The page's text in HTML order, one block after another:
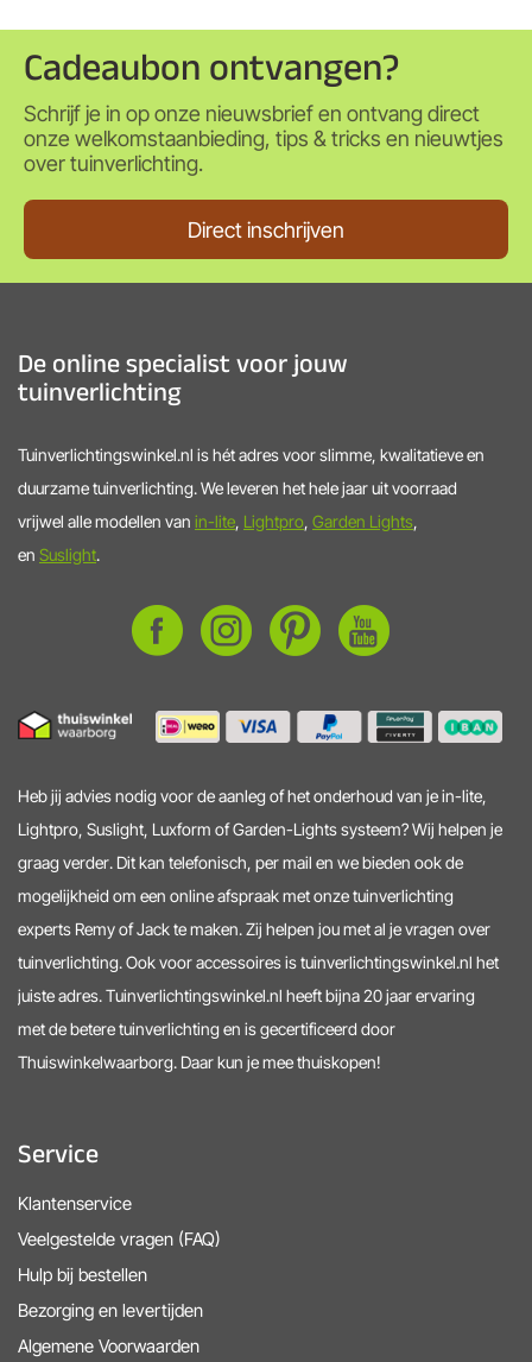
Cadeaubon ontvangen?
Schrijf je in op onze nieuwsbrief en ontvang direct
onze welkomstaanbieding, tips & tricks en nieuwtjes
over tuinverlichting.
Direct inschrijven
De online specialist voor jouw
tuinverlichting
Tuinverlichtingswinkel.nl is hét adres voor slimme, kwalitatieve en
duurzame tuinverlichting. We leveren het hele jaar uit voorraad
vrijwel alle modellen van in-lite, Lightpro, Garden Lights,
en Suslight.
Heb jij advies nodig voor de aanleg of het onderhoud van je in-lite,
Lightpro, Suslight, Luxform of Garden-Lights systeem? Wij helpen je
graag verder. Dit kan telefonisch, per mail en we bieden ook de
mogelijkheid om een online afspraak met onze tuinverlichting
experts Remy of Jack te maken. Zij helpen jou met al je vragen over
tuinverlichting. Ook voor accessoires is tuinverlichtingswinkel.nl het
juiste adres. Tuinverlichtingswinkel.nl heeft bijna 20 jaar ervaring
met de betere tuinverlichting en is gecertificeerd door
Thuiswinkelwaarborg. Daar kun je mee thuiskopen!
Service
Klantenservice
Veelgestelde vragen (FAQ)
Hulp bij bestellen
Bezorging en levertijden
Algemene Voorwaarden